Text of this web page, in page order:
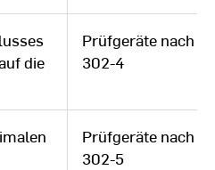
die
Prüfgeräte nach
302-4
Prüfgeräte nach
302-5